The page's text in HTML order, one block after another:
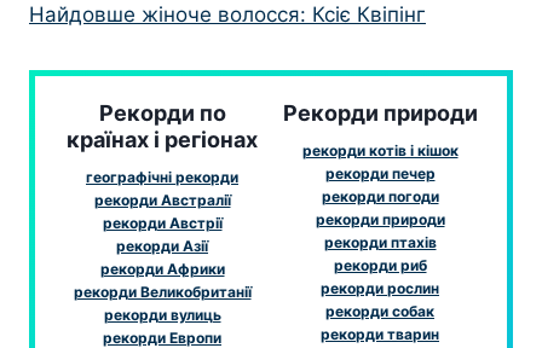
Найдовше жіноче волосся: Ксіє Квіпінг
Рекорди по
країнах і регіонах
географічні рекорди
рекорди Австралії
рекорди Австрії
рекорди Азії
рекорди Африки
рекорди Великобританії
рекорди вулиць
рекорди Европи
Рекорди природи
рекорди котів і кішок
рекорди печер
рекорди погоди
рекорди природи
рекорди птахів
рекорди риб
рекорди рослин
рекорди собак
рекорди тварин